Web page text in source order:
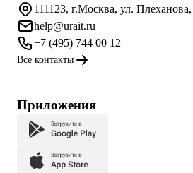
111123, г.Москва, ул. Плеханова,
help@urait.ru
+7 (495) 744 00 12
Все контакты
Приложения